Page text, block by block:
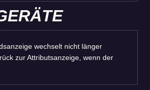
wechselt nicht länger
zur Attributsanzeige, wenn der